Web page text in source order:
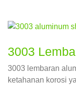
3003
3003 lembaran
ketahanan korosi